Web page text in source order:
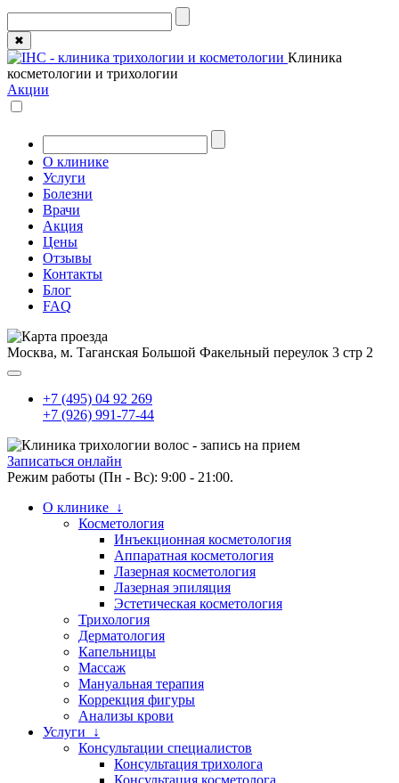
✖
Клиника
косметологии и трихологии
Акции
О клинике
Услуги
Болезни
Врачи
Акция
Цены
Отзывы
Контакты
Блог
FAQ
Москва, м. Таганская Большой Факельный переулок 3 стр 2
+7 (495) 04 92 269
+7 (926) 991-77-44
Записаться онлайн
Режим работы (Пн - Вс): 9:00 - 21:00.
О клинике ↓
Косметология
Инъекционная косметология
Аппаратная косметология
Лазерная косметология
Лазерная эпиляция
Эстетическая косметология
Трихология
Дерматология
Капельницы
Массаж
Мануальная терапия
Коррекция фигуры
Анализы крови
Услуги ↓
Консультации специалистов
Консультация трихолога
Консультация косметолога